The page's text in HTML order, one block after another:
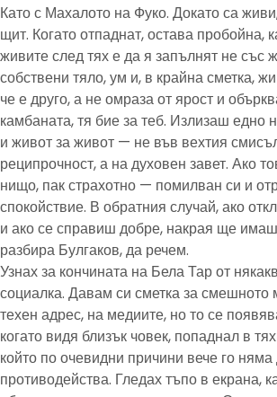
Като с Махалото на Фуко. Докато са
щит. Когато отпаднат, остава пробойна,
живите след тях е да я запълнят не със
собствени тяло, ум и, в крайна сметка,
че е друго, а не омраза от ярост и
камбаната, тя бие за теб. Излизаш едно
и живот за живот — не във вехтия
реципрочност, а на духовен завет. Ако
нищо, пак страхотно — помилван си и
спокойствие. В обратния случай, ако
и ако се справиш добре, накрая ще имаш
разбира Булгаков, да речем.
Узнах за кончината на Бела Тар от
социалка. Давам си сметка за смешното
техен адрес, на медиите, но то се
когато видя близък човек, попаднал в
който по очевидни причини вече го няма
противодейства. Гледах тъпо в екрана,